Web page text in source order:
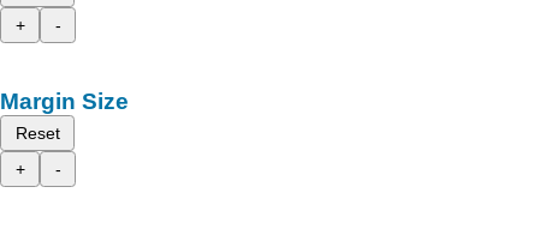
+
-
Margin Size
Reset
+
-